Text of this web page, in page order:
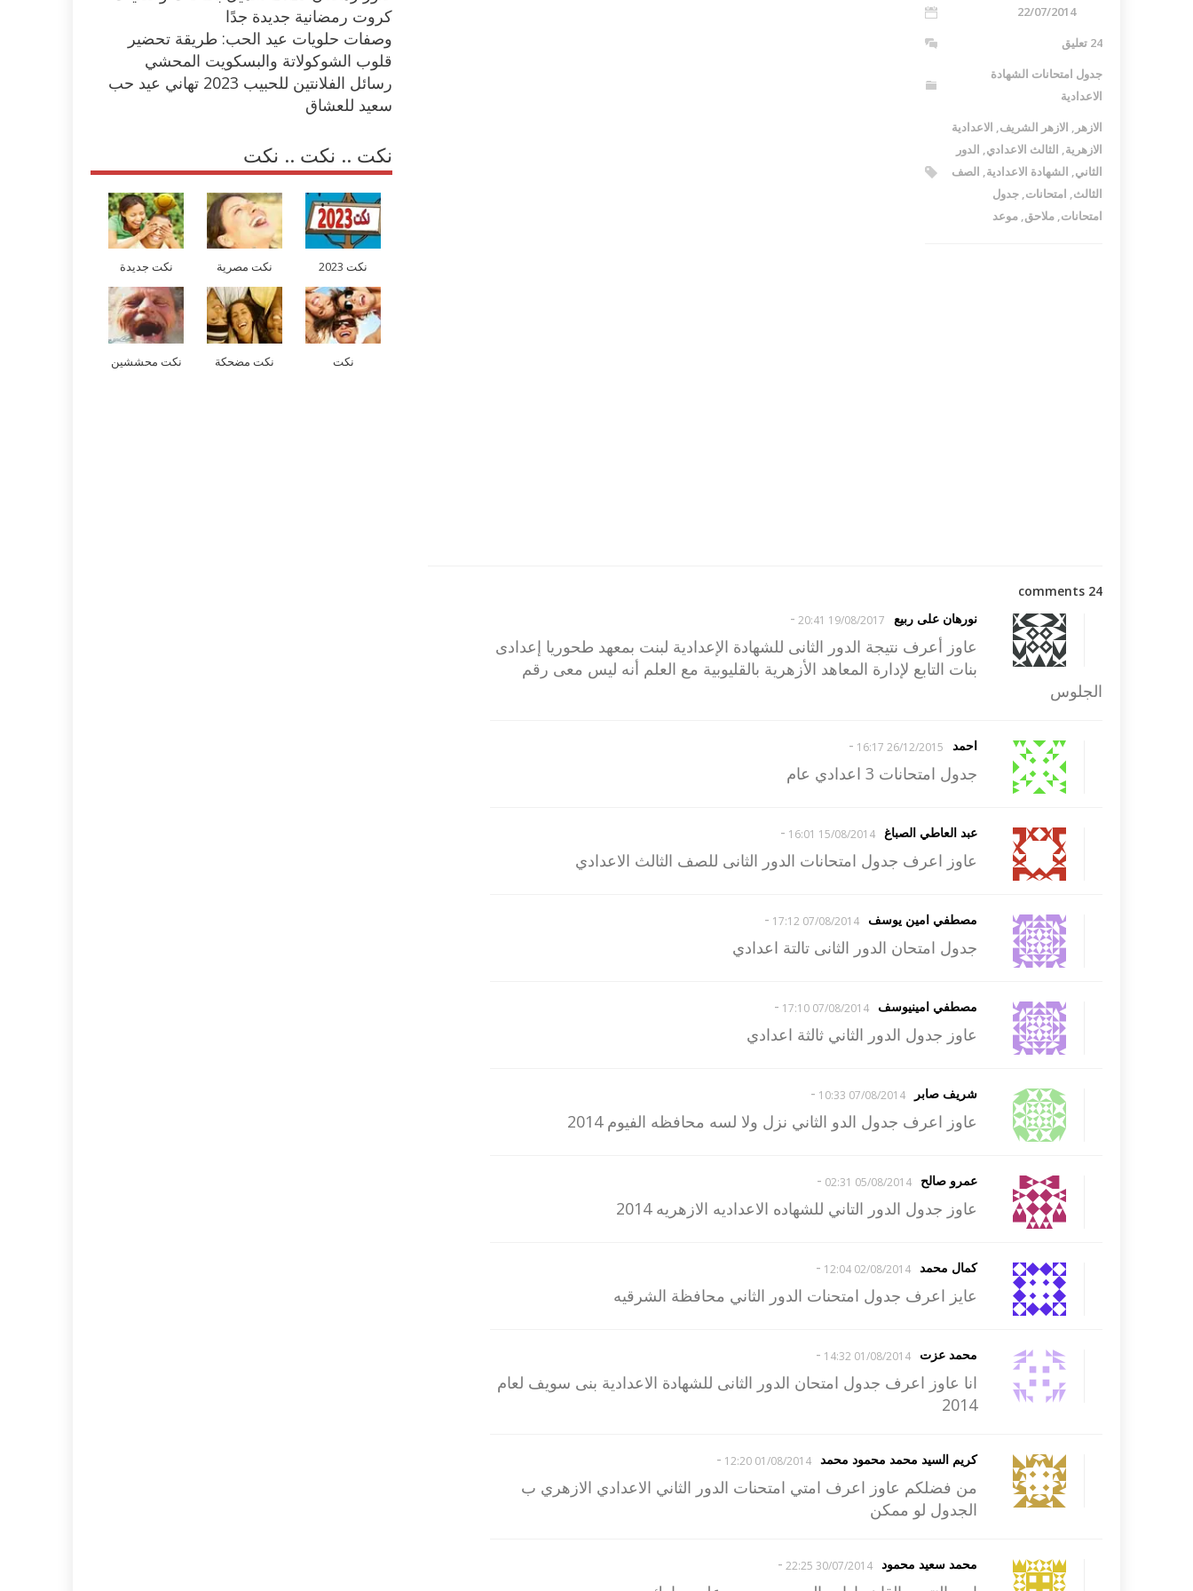
22/07/2014
24 تعليق
جدول امتحانات الشهادة
الاعدادية
الازهر , الازهر الشريف, الاعدادية
الازهرية, الثالث الاعدادي, الدور
الثاني, الشهادة الاعدادية, الصف
الثالث, امتحانات, جدول
امتحانات, ملاحق, موعد
24 comments
نورهان على ربيع
19/08/2017 20:41
-
عاوز أعرف نتيجة الدور الثانى للشهادة الإعدادية لبنت بمعهد طحوريا إعدادى
بنات التابع لإدارة المعاهد الأزهرية بالقليوبية مع العلم أنه ليس معى رقم
الجلوس
احمد 26/12/2015 16:17
-
جدول امتحانات 3 اعدادي عام
عبد العاطي الصباغ 15/08/2014 16:01
-
عاوز اعرف جدول امتحانات الدور الثانى للصف الثالث الاعدادي
مصطفي امين يوسف 07/08/2014 17:12
-
جدول امتحان الدور الثانى تالتة اعدادي
مصطفي امينيوسف 07/08/2014 17:10
-
عاوز جدول الدور الثاني ثالثة اعدادي
شريف صابر 07/08/2014 10:33
-
عاوز اعرف جدول الدو الثاني نزل ولا لسه محافظه الفيوم 2014
عمرو صالح 05/08/2014 02:31
-
عاوز جدول الدور التاني للشهاده الاعداديه الازهريه 2014
كمال محمد 02/08/2014 12:04
-
عايز اعرف جدول امتحنات الدور الثاني محافظة الشرقيه
محمد عزت 01/08/2014 14:32
-
انا عاوز اعرف جدول امتحان الدور الثانى للشهادة الاعدادية بنى سويف لعام
2014
كريم السيد محمد محمود محمد 01/08/2014 12:20
-
من فضلكم عاوز اعرف امتي امتحنات الدور الثاني الاعدادي الازهري ب
الجدول لو ممكن
محمد سعيد محمود 30/07/2014 22:25
-
كروت رمضانية جديدة جدًا
وصفات حلويات عيد الحب: طريقة تحضير
قلوب الشوكولاتة والبسكويت المحشي
رسائل الفلانتين للحبيب 2023 تهاني عيد حب
سعيد للعشاق
نكت .. نكت .. نكت
نكت 2023 نكت مصرية نكت جديدة
نكت نكت مضحكة نكت محششين